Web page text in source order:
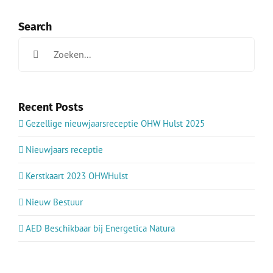
Search
naar:
Recent Posts
Gezellige nieuwjaarsreceptie OHW Hulst 2025
Nieuwjaars receptie
Kerstkaart 2023 OHWHulst
Nieuw Bestuur
AED Beschikbaar bij Energetica Natura